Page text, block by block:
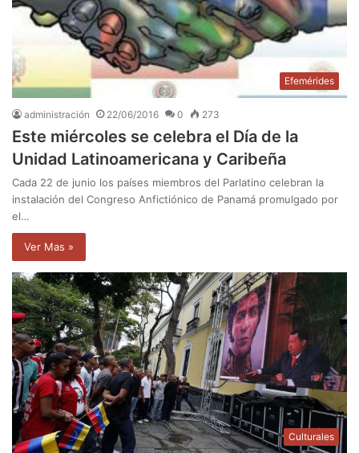
Efemérides
administración 22/06/2016 0 273
Este miércoles se celebra el Día de la
Unidad Latinoamericana y Caribeña
Cada 22 de junio los países miembros del Parlatino celebran la
instalación del Congreso Anfictiónico de Panamá promulgado por
el…
Ver Mas »
Culturales